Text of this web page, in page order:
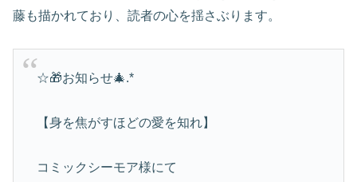
藤も描かれており、読者の心を揺さぶります。
☆🎁お知らせ🎄.*
【身を焦がすほどの愛を知れ】
コミックシーモア様にて